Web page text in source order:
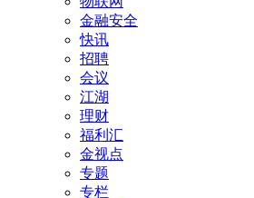
金融安全
快讯
招聘
会议
江湖
理财
福利汇
金视点
专题
专栏